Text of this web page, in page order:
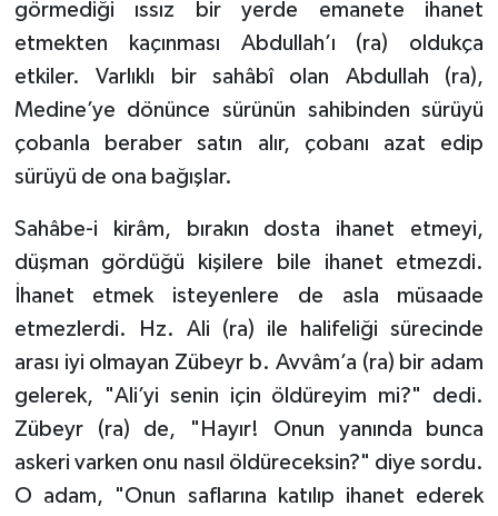
görmediği ıssız bir yerde emanete ihanet
etmekten kaçınması Abdullah’ı (ra) oldukça
etkiler. Varlıklı bir sahâbî olan Abdullah (ra),
Medine’ye dönünce sürünün sahibinden sürüyü
çobanla beraber satın alır, çobanı azat edip
sürüyü de ona bağışlar.
Sahâbe-i kirâm, bırakın dosta ihanet etmeyi,
düşman gördüğü kişilere bile ihanet etmezdi.
İhanet etmek isteyenlere de asla müsaade
etmezlerdi. Hz. Ali (ra) ile halifeliği sürecinde
arası iyi olmayan Zübeyr b. Avvâm’a (ra) bir adam
gelerek, "Ali’yi senin için öldüreyim mi?" dedi.
Zübeyr (ra) de, "Hayır! Onun yanında bunca
askeri varken onu nasıl öldüreceksin?" diye sordu.
O adam, "Onun saflarına katılıp ihanet ederek